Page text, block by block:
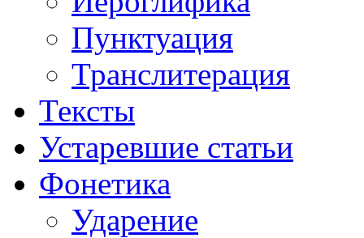
Пунктуация
Транслитерация
Тексты
Устаревшие статьи
Фонетика
Ударение